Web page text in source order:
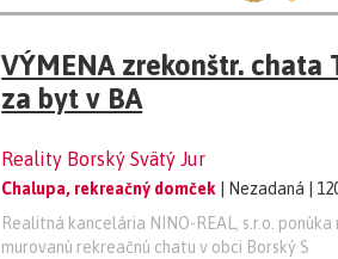
VÝMENA zrekonštr. chata
za byt v BA
Reality Borský Svätý Jur
Chalupa, rekreačný domček | Nezadaná
|
Realitná kancelária NINO-REAL, s.r.o.
murovanú rekreačnú chatu v obci Borský S